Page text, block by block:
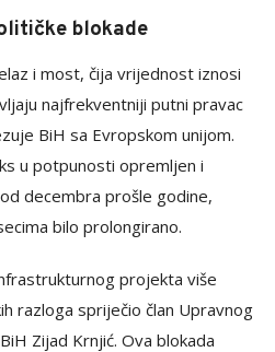
blokade
i most, čija vrijednost iznosi
najfrekventniji putni pravac
BiH sa Evropskom unijom.
u potpunosti opremljen i
decembra prošle godine,
bilo prolongirano.
projekta više
razloga spriječio član Upravnog
Zijad Krnjić. Ova blokada